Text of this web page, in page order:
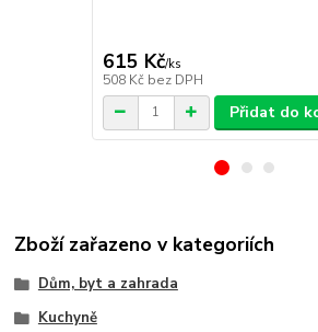
615 Kč/ks
508 Kč bez DPH
Přidat do
Zboží zařazeno v kategoriích
Dům, byt a zahrada
Kuchyně